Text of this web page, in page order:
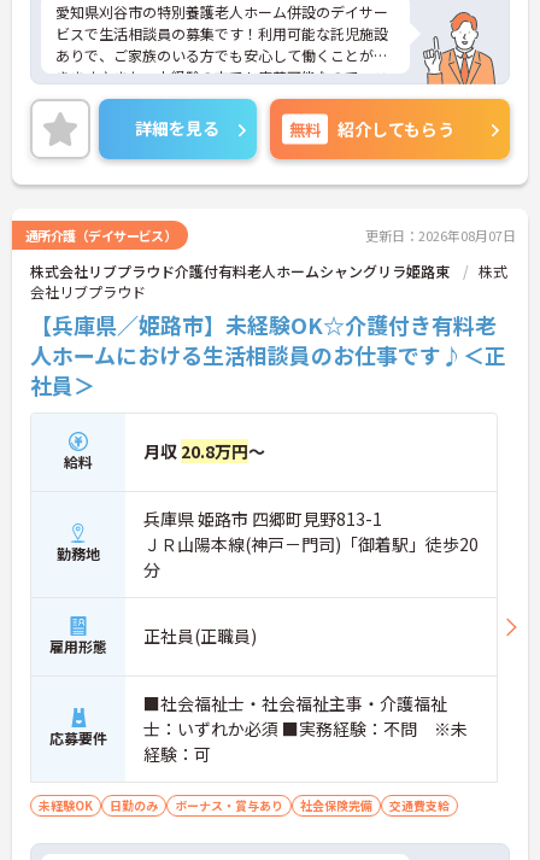
愛知県刈谷市の特別養護老人ホーム併設のデイサー
ビスで生活相談員の募集です！利用可能な託児施設
ありで、ご家族のいる方でも安心して働くことがで
きます♪また、未経験の方でも応募可能なので、こ
れから介護業界に挑戦したいという方にピッタリの
職場です◎ご興味のある方は、面接ポイントをお伝
えしますので、お気軽にご連絡ください。
詳細を見る 無料 紹介してもらう
通所介護（デイサービス） 更新日：2026年08月07日
株式会社リブプラウド介護付有料老人ホームシャングリラ姫路東
株式
会社リブプラウド
【兵庫県／姫路市】未経験OK☆介護付き有料老
人ホームにおける生活相談員のお仕事です♪＜正
社員＞
給料 月収 20.8万円～
勤務地
兵庫県 姫路市 四郷町見野813-1
ＪＲ山陽本線(神戸－門司)「御着駅」徒歩20
分
雇用形態 正社員(正職員)
応募要件
■社会福祉士・社会福祉主事・介護福祉
士：いずれか必須 ■実務経験：不問 ※未
経験：可
未経験OK 日勤のみ ボーナス・賞与あり 社会保険完備 交通費支給